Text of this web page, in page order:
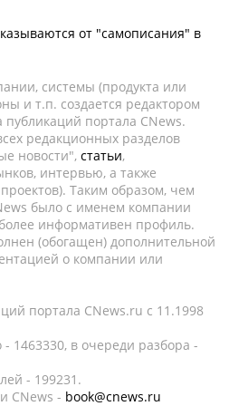
от "самописания" в
системы (продукта или
и т.п. создается редактором
портала CNews.
редакционных разделов
новости", статьи,
интервью, а также
Таким образом, чем
было с именем компании
информативен профиль.
(обогащен) дополнительной
о компании или
портала CNews.ru c 11.1998
1463330, в очереди разбора -
- 199231.
CNews - book@cnews.ru